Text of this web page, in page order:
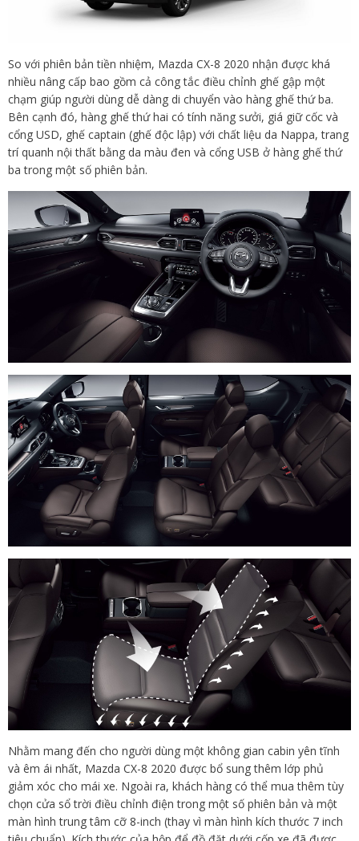
So với phiên bản tiền nhiệm, Mazda CX-8 2020 nhận được khá
nhiều nâng cấp bao gồm cả công tắc điều chỉnh ghế gập một
chạm giúp người dùng dễ dàng di chuyển vào hàng ghế thứ ba.
Bên cạnh đó, hàng ghế thứ hai có tính năng sưởi, giá giữ cốc và
cổng USD, ghế captain (ghế độc lập) với chất liệu da Nappa, trang
trí quanh nội thất bằng da màu đen và cổng USB ở hàng ghế thứ
ba trong một số phiên bản.
Nhằm mang đến cho người dùng một không gian cabin yên tĩnh
và êm ái nhất, Mazda CX-8 2020 được bổ sung thêm lớp phủ
giảm xóc cho mái xe. Ngoài ra, khách hàng có thể mua thêm tùy
chọn cửa sổ trời điều chỉnh điện trong một số phiên bản và một
màn hình trung tâm cỡ 8-inch (thay vì màn hình kích thước 7 inch